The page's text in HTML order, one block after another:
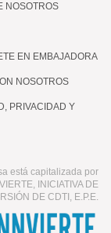
NOSOTROS
EN EMBAJADORA
NOSOTROS
PRIVACIDAD Y
está capitalizada por
INICIATIVA DE
DE CDTI, E.P.E.